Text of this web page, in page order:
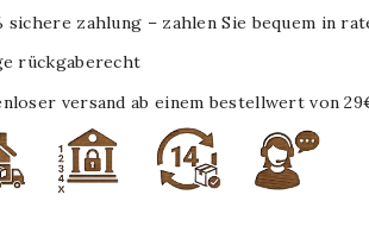
sichere zahlung – zahlen Sie bequem in
rückgaberecht
versand ab einem bestellwert von